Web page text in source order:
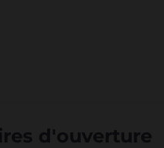
d'ouverture